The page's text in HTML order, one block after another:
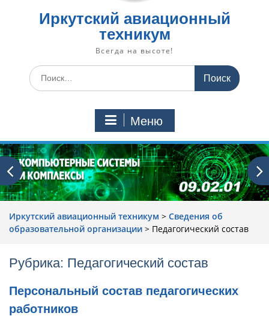
Иркутский авиационный
техникум
Всегда на высоте!
Искать:
Меню
Иркутский авиационный техникум > Сведения об
образовательной организации > Педагогический состав
Рубрика: Педагогический состав
Персональный состав педагогических
работников